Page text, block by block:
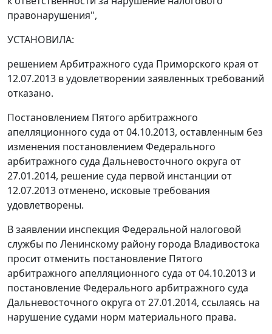
правонарушения",
УСТАНОВИЛА:
решением Арбитражного суда Приморского края от
12.07.2013 в удовлетворении заявленных требований
отказано.
Постановлением Пятого арбитражного
апелляционного суда от 04.10.2013, оставленным без
изменения постановлением Федерального
арбитражного суда Дальневосточного округа от
27.01.2014, решение суда первой инстанции от
12.07.2013 отменено, исковые требования
удовлетворены.
В заявлении инспекция Федеральной налоговой
службы по Ленинскому району города Владивостока
просит отменить постановление Пятого
арбитражного апелляционного суда от 04.10.2013 и
постановлениеФедерального арбитражного суда
Дальневосточного округа от 27.01.2014, ссылаясь на
нарушение судами норм материального права.